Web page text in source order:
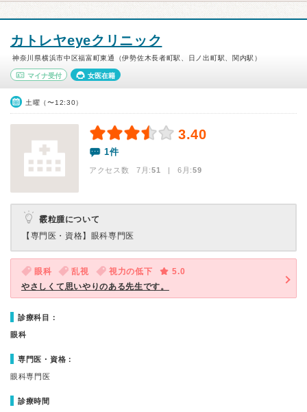
カトレヤeyeクリニック
神奈川県横浜市中区福富町東通（伊勢佐木長者町駅、日ノ出町駅、関内駅）
マイナ受付 女医在籍
土曜（〜12:30）
3.40
1件
アクセス数 7月:51 | 6月:59
霰粒腫について
【専門医・資格】 眼科専門医
眼科 乱視 視力の低下
5.0
やさしくて思いやりのある先生です。
診療科目：
眼科
専門医・資格：
眼科専門医
診療時間